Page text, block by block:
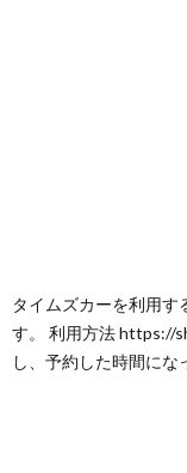
タイムズカーを利用す
す。 利用方法 https://
し、予約した時間にな